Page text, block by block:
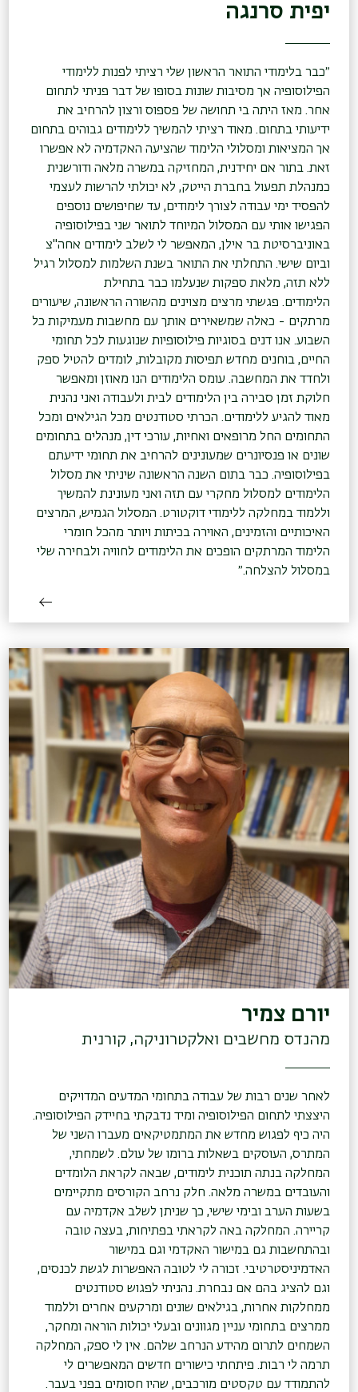
יפית סרנגה
״כבר בלימודי התואר הראשון שלי רציתי לפנות ללימודי
הפילוסופיה אך מסיבות שונות בסופו של דבר פניתי לתחום
אחר. מאז היתה בי תחושה של פספוס ורצון להרחיב את
ידיעותי בתחום. מאוד רציתי להמשיך ללימודים גבוהים בתחום
אך המציאות ומסלולי הלימוד שהציעה האקדמיה לא אפשרו
זאת. בתור אם יחידנית, המחזיקה במשרה מלאה ודורשנית
כמנהלת תפעול בחברת הייטק, לא יכולתי להרשות לעצמי
להפסיד ימי עבודה לצורך לימודים, עד שחיפושים נוספים
הפגישו אותי עם המסלול המיוחד לתואר שני בפילוסופיה
באוניברסיטת בר אילן, המאפשר לי לשלב לימודים אחה"צ
וביום שישי. התחלתי את התואר בשנת השלמות למסלול רגיל
ללא תזה, מלאת ספקות שנעלמו כבר בתחילת
הלימודים. פגשתי מרצים מצוינים מהשורה הראשונה, שיעורים
מרתקים - כאלה שמשאירים אותך עם מחשבות מעמיקות כל
השבוע. אנו דנים בסוגיות פילוסופיות שנוגעות לכל תחומי
החיים, בוחנים מחדש תפיסות מקובלות, לומדים להטיל ספק
ולחדד את המחשבה. עומס הלימודים הנו מאוזן ומאפשר
חלוקת זמן סבירה בין הלימודים לבית ולעבודה ואני נהנית
מאוד להגיע ללימודים. הכרתי סטודנטים מכל הגילאים ומכל
התחומים החל מרופאים ואחיות, עורכי דין, מנהלים בתחומים
שונים או פנסיונרים שמעונינים להרחיב את תחומי ידיעתם
בפילוסופיה. כבר בתום השנה הראשונה שיניתי את מסלול
הלימודים למסלול מחקרי עם תזה ואני מעונינת להמשיך
וללמוד במחלקה ללימודי דוקטורט. המסלול הגמיש, המרצים
האיכותיים והזמינים, האוירה בכיתות ויותר מהכל חומרי
הלימוד המרתקים הופכים את הלימודים לחוויה ולבחירה שלי
במסלול להצלחה.״
יורם צמיר
מהנדס מחשבים ואלקטרוניקה, קורנית
לאחר שנים רבות של עבודה בתחומי המדעים המדויקים
היצצתי לתחום הפילוסופיה ומיד נדבקתי בחיידק הפילוסופיה.
היה כיף לפגוש מחדש את המתמטיקאים מעברו השני של
המתרס, העוסקים בשאלות ברומו של עולם. לשמחתי,
המחלקה בנתה תוכנית לימודים, שבאה לקראת הלומדים
והעובדים במשרה מלאה. חלק נרחב הקורסים מתקיימים
בשעות הערב ובימי שישי, כך שניתן לשלב אקדמיה עם
קריירה. המחלקה באה לקראתי בפתיחות, בעצה טובה
ובהתחשבות גם במישור האקדמי וגם במישור
האדמיניסטרטיבי. זכורה לי לטובה האפשרות לגשת לכנסים,
וגם להציג בהם אם נבחרת. נהניתי לפגוש סטודנטים
ממחלקות אחרות, בגילאים שונים ומרקעים אחרים וללמוד
ממרצים בתחומי עניין מגוונים ובעלי יכולות הוראה ומחקר,
השמחים לתרום מהידע הנרחב שלהם. אין לי ספק, המחלקה
תרמה לי רבות. פיתחתי כישורים חדשים המאפשרים לי
להתמודד עם טקסטים מורכבים, שהיו חסומים בפני בעבר.